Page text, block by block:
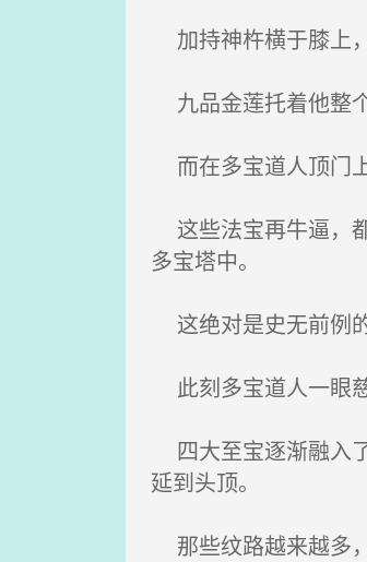
加持神杵横于膝上
九品金莲托着他整
而在多宝道人顶门
这些法宝再牛逼，
多宝塔中。
这绝对是史无前例
此刻多宝道人一眼
四大至宝逐渐融入
延到头顶。
那些纹路越来越多